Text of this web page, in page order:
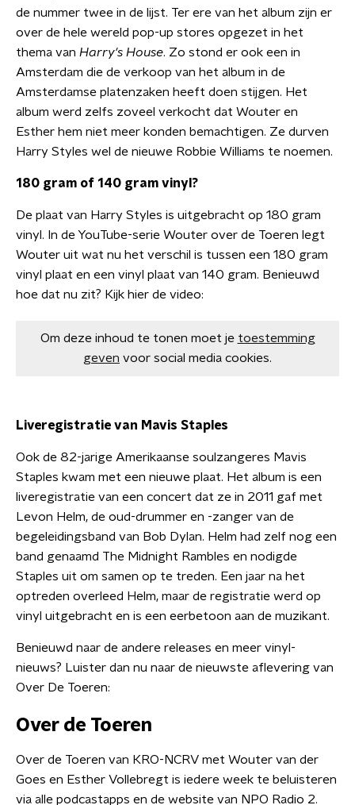
de nummer twee in de lijst. Ter ere van het album zijn er
over de hele wereld pop-up stores opgezet in het
thema van Harry's House. Zo stond er ook een in
Amsterdam die de verkoop van het album in de
Amsterdamse platenzaken heeft doen stijgen. Het
album werd zelfs zoveel verkocht dat Wouter en
Esther hem niet meer konden bemachtigen. Ze durven
Harry Styles wel de nieuwe Robbie Williams te noemen.
180 gram of 140 gram vinyl?
De plaat van Harry Styles is uitgebracht op 180 gram
vinyl. In de YouTube-serie Wouter over de Toeren legt
Wouter uit wat nu het verschil is tussen een 180 gram
vinyl plaat en een vinyl plaat van 140 gram. Benieuwd
hoe dat nu zit? Kijk hier de video:
Om deze inhoud te tonen moet je toestemming
geven voor social media cookies.
Liveregistratie van Mavis Staples
Ook de 82-jarige Amerikaanse soulzangeres Mavis
Staples kwam met een nieuwe plaat. Het album is een
liveregistratie van een concert dat ze in 2011 gaf met
Levon Helm, de oud-drummer en -zanger van de
begeleidingsband van Bob Dylan. Helm had zelf nog een
band genaamd The Midnight Rambles en nodigde
Staples uit om samen op te treden. Een jaar na het
optreden overleed Helm, maar de registratie werd op
vinyl uitgebracht en is een eerbetoon aan de muzikant.
Benieuwd naar de andere releases en meer vinyl-
nieuws? Luister dan nu naar de nieuwste aflevering van
Over De Toeren:
Over de Toeren
Over de Toeren van KRO-NCRV met Wouter van der
Goes en Esther Vollebregt is iedere week te beluisteren
via alle podcastapps en de website van NPO Radio 2.